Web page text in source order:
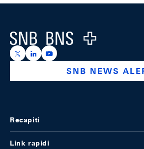
Logo
https://x.com/snb_bns
https://ch.linkedin.com/
https://
SNB NEWS
Recapiti
Link rapidi